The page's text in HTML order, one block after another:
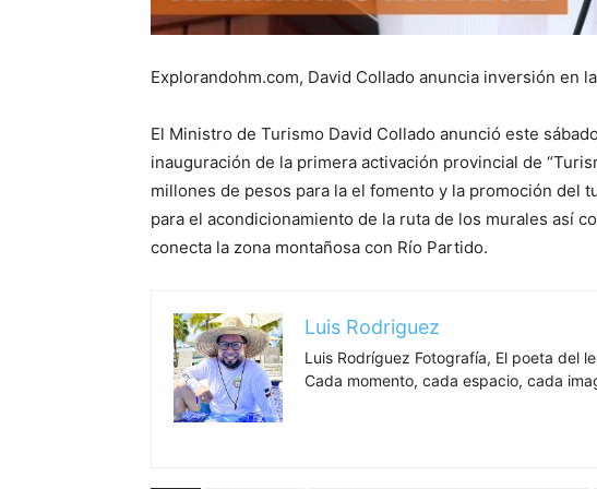
Explorandohm.com, David Collado anuncia inversión en
El Ministro de Turismo David Collado anunció este
inauguración de la primera activación provincial de
millones de pesos para la el fomento y la promoción del
para el acondicionamiento de la ruta de los murales así
conecta la zona montañosa con Río Partido.
Luis Rodriguez
Luis Rodríguez Fotografía, El poeta del
Cada momento, cada espacio, cada